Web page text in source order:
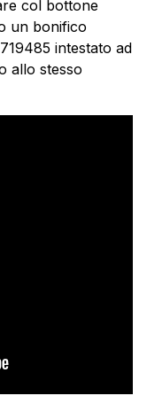
col bottone
un bonifico
intestato ad
allo stesso